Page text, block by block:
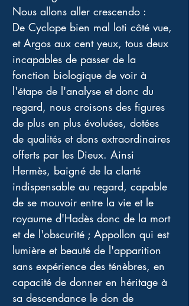
Nous allons aller crescendo :
De Cyclope bien mal loti côté vue,
et Argos aux cent yeux, tous deux
incapables de passer de la
fonction biologique de voir à
l'étape de l'analyse et donc du
regard, nous croisons des figures
de plus en plus évoluées, dotées
de qualités et dons extraordinaires
offerts par les Dieux. Ainsi
Hermès, baigné de la clarté
indispensable au regard, capable
de se mouvoir entre la vie et le
royaume d'Hadès donc de la mort
et de l'obscurité ; Appollon qui est
lumière et beauté de l'apparition
sans expérience des ténèbres, en
capacité de donner en héritage à
sa descendance le don de